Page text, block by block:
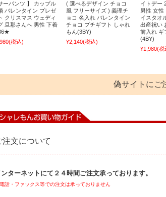
ーパンツ 】 カップル
バレンタイン プレゼ
クリスマス ウェディ
旦那さんへ 男性 下着
(税込)
( 選べるデザイン チョコ
風 フリーサイズ ) 義理チ
ョコ 名入れ バレンタイン
チョコ プチギフト しゃれ
もん(3BY)
¥2,140(税込)
イトデー
男性 女性
イスタオ
出産祝い
前入れ ギ
(4BY)
¥1,980(税
偽サイトにご
注文について
ターネットにて２４時間ご注文承っております。
話・ファックス等での注文は承っておりません